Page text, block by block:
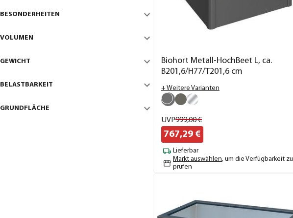
BESONDERHEITEN
VOLUMEN
GEWICHT
BELASTBARKEIT
GRUNDFLÄCHE
Biohort Metall-HochBeet L, ca.
B201,6/H77/T201,6 cm
+ Weitere Varianten
UVP999,00€
767,29 €
Lieferbar
Markt auswählen, um die Verfügbarkeit zu
prüfen